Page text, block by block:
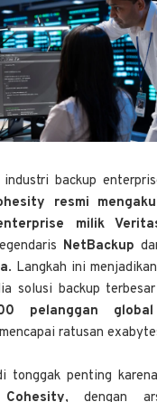
backup
resmi
milik
NetBackup
. Langkah ini
solusi backup
pelanggan global
ratusan
tonggak penting
Cohesity, dengan